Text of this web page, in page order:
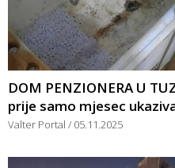
DOM PENZIONERA U
prije samo mjesec
Valter Portal 05.11.2025